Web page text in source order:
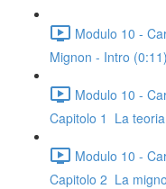
Modulo 10 -
Mignon - Intro (0:11)
Modulo 10 -
Capitolo 1 La
Modulo 10 -
Capitolo 2 La